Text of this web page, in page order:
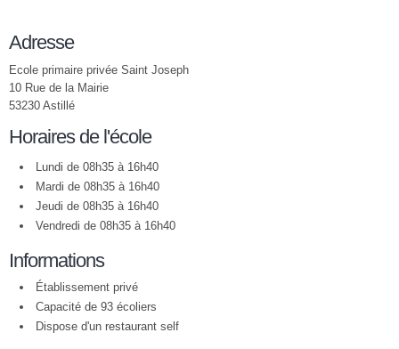
Adresse
Ecole primaire privée Saint Joseph
10 Rue de la Mairie
53230 Astillé
Horaires de l'école
Lundi de 08h35 à 16h40
Mardi de 08h35 à 16h40
Jeudi de 08h35 à 16h40
Vendredi de 08h35 à 16h40
Informations
Établissement privé
Capacité de 93 écoliers
Dispose d'un restaurant self